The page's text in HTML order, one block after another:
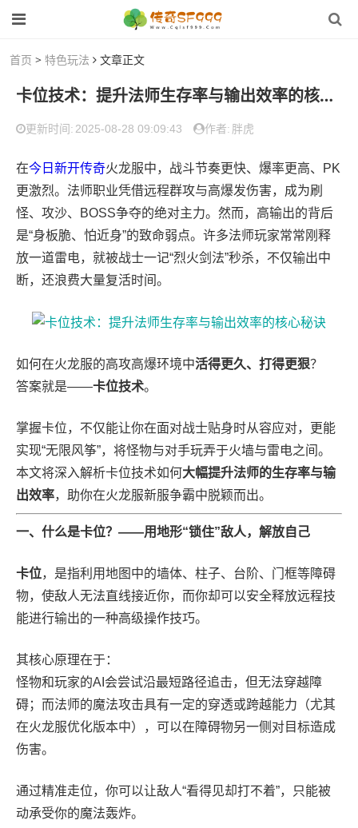
首页 > 特色玩法 文章正文
卡位技术：提升法师生存率与输出效率的核心秘诀
更新时间: 2025-08-28 09:09:43 作者: 胖虎
在今日新开传奇火龙服中，战斗节奏更快、爆率更高、PK
更激烈。法师职业凭借远程群攻与高爆发伤害，成为刷
怪、攻沙、BOSS争夺的绝对主力。然而，高输出的背后
是“身板脆、怕近身”的致命弱点。许多法师玩家常常刚释
放一道雷电，就被战士一记“烈火剑法”秒杀，不仅输出中
断，还浪费大量复活时间。
如何在火龙服的高攻高爆环境中活得更久、打得更狠？
答案就是——卡位技术。
掌握卡位，不仅能让你在面对战士贴身时从容应对，更能
实现“无限风筝”，将怪物与对手玩弄于火墙与雷电之间。
本文将深入解析卡位技术如何大幅提升法师的生存率与输
出效率，助你在火龙服新服争霸中脱颖而出。
一、什么是卡位？——用地形“锁住”敌人，解放自己
卡位，是指利用地图中的墙体、柱子、台阶、门框等障碍
物，使敌人无法直线接近你，而你却可以安全释放远程技
能进行输出的一种高级操作技巧。
其核心原理在于：
怪物和玩家的AI会尝试沿最短路径追击，但无法穿越障
碍；而法师的魔法攻击具有一定的穿透或跨越能力（尤其
在火龙服优化版本中），可以在障碍物另一侧对目标造成
伤害。
通过精准走位，你可以让敌人“看得见却打不着”，只能被
动承受你的魔法轰炸。